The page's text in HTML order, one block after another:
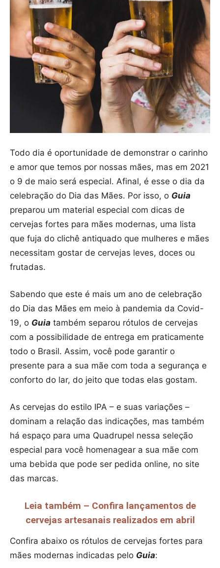
Todo dia é oportunidade de demonstrar o carinho
e amor que temos por nossas mães, mas em 2021
o 9 de maio será especial. Afinal, é esse o dia da
celebração do Dia das Mães. Por isso, o Guia
preparou um material especial com dicas de
cervejas fortes para mães modernas, uma lista
que fuja do clichê antiquado que mulheres e mães
necessitam gostar de cervejas leves, doces ou
frutadas.
Sabendo que este é mais um ano de celebração
do Dia das Mães em meio à pandemia da Covid-
19, o Guia também separou rótulos de cervejas
com a possibilidade de entrega em praticamente
todo o Brasil. Assim, você pode garantir o
presente para a sua mãe com toda a segurança e
conforto do lar, do jeito que todas elas gostam.
As cervejas do estilo IPA – e suas variações –
dominam a relação das indicações, mas também
há espaço para uma Quadrupel nessa seleção
especial para você homenagear a sua mãe com
uma bebida que pode ser pedida online, no site
das marcas.
Leia também – Confira lançamentos de
cervejas artesanais realizados em abril
Confira abaixo os rótulos de cervejas fortes para
mães modernas indicadas pelo Guia: